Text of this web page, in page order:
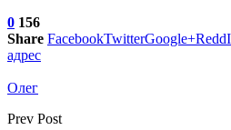
0 156
Share FacebookTwitterGoogle+
адрес
Олег
Prev Post